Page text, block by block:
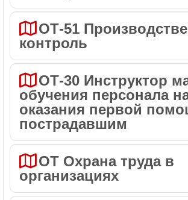
ОТ-51
контроль
ОТ-30 Инструктор
обучения персонала
оказания первой
пострадавшим
ОТ Охрана труда в
организациях